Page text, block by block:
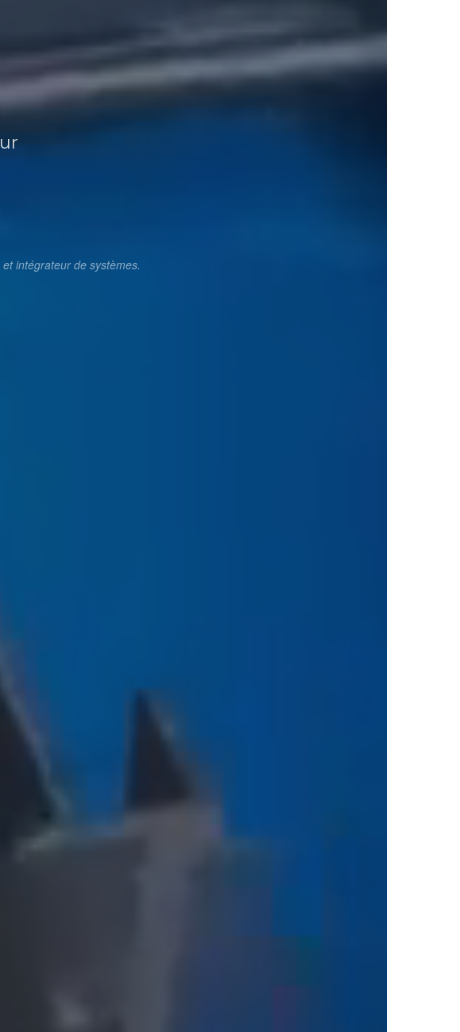
intégrateur de systèmes.